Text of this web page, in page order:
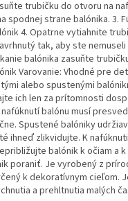
trubičku do otvoru na
spodnej strane balónika. 3.
4. Opatrne vytiahnite
tak, aby ste
balónika zasuňte
Varovanie: Vhodné pre
alebo spustenými
ich len za prítomnosti
balónu musí
Spustené balóniky
ihneď zlikvidujte. K
balónik k očiam a k
poraniť. Je vyrobený z
k dekoratívnym cieľom.
a prehltnutia malých